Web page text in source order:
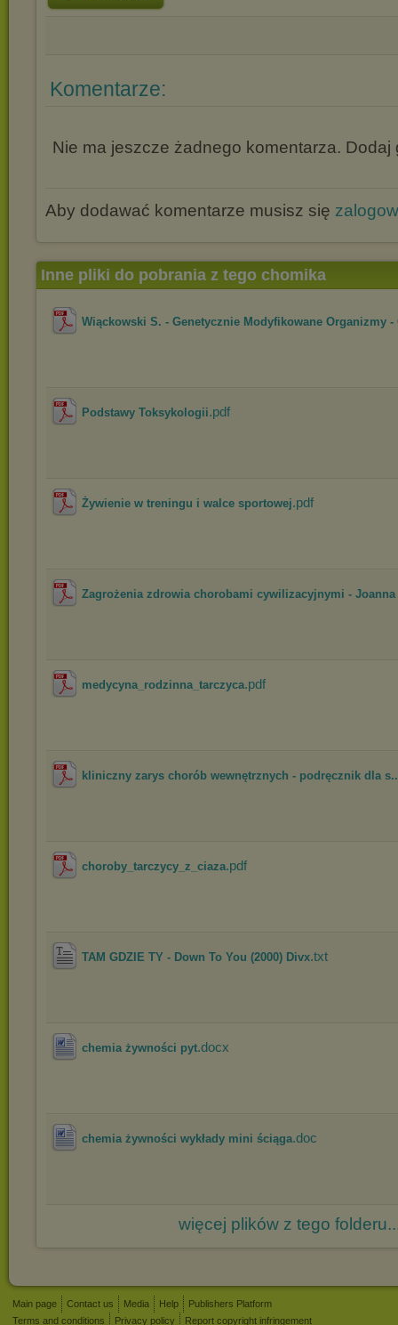
Komentarze:
Nie ma jeszcze żadnego komentarza. Dodaj
Aby dodawać komentarze musisz się
Inne pliki do pobrania z tego chomika
Wiąckowski S. - Genetycznie Modyfikowane Organizmy -
Podstawy Toksykologii.pdf
Żywienie w treningu i walce sportowej.pdf
Zagrożenia zdrowia chorobami cywilizacyjnymi - Joanna
medycyna_rodzinna_tarczyca.pdf
kliniczny zarys chorób wewnętrznych - podręcznik dla
choroby_tarczycy_z_ciaza.pdf
TAM GDZIE TY - Down To You (2000) Divx.txt
chemia żywności pyt.docx
chemia żywności wykłady mini ściąga.doc
więcej plików z tego
Main page Contact us Media Help
Publishers Platform
Terms and conditions
Privacy policy Report copyright infringement